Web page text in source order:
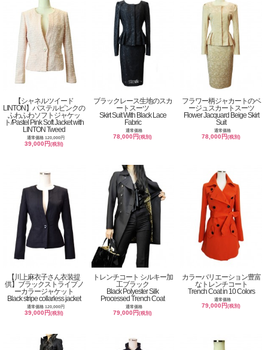
【シャネルツイード
LINTON】パステルピンクの
ふわふわソフトジャケッ
ト/Pastel Pink Soft Jacket with
LINTON Tweed
通常価格 120,000円
39,000円(税別)
ブラックレース生地のスカ
ートスーツ
Skirt Suit With Black Lace
Fabric
通常価格
78,000円(税別)
フラワー柄ジャカートのベ
ージュスカートスーツ
Flower Jacquard Beige Skirt
Suit
通常価格
78,000円(税別)
【川上麻衣子さん衣装提
供】ブラックストライプノ
ーカラージャケット
Black stripe collarless jacket
通常価格 120,000円
39,000円(税別)
トレンチコート シルキー加
工ブラック
Black Polyester Silk
Processed Trench Coat
通常価格
79,000円(税別)
カラーバリエーション豊富
なトレンチコート
Trench Coat in 10 Colors
通常価格
79,000円(税別)